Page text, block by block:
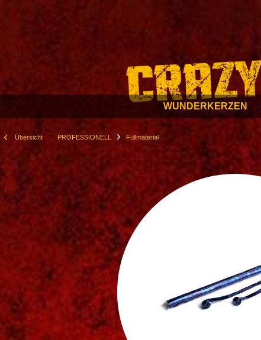
WUNDERKERZEN
Übersicht PROFESSIONELL Füllmaterial